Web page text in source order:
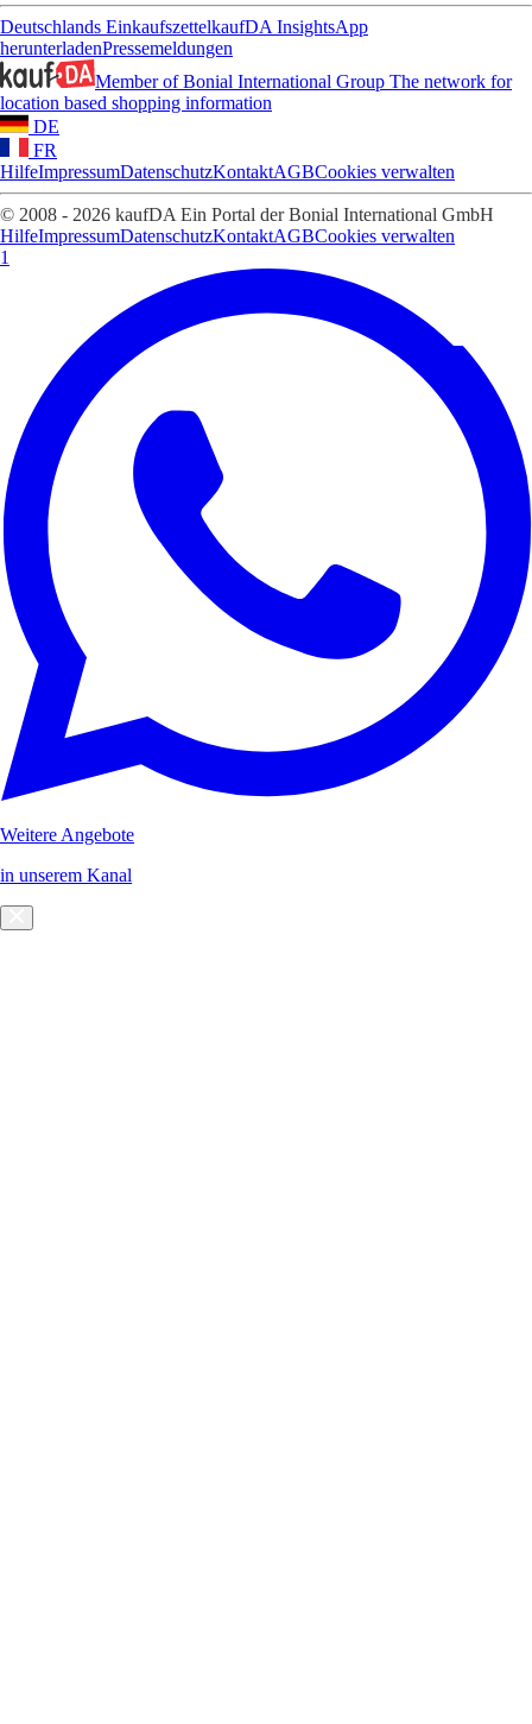
Deutschlands EinkaufszettelkaufDA InsightsApp
herunterladenPressemeldungen
Member of Bonial International Group The network for
location based shopping information
DE
FR
HilfeImpressumDatenschutzKontaktAGBCookies verwalten
© 2008 - 2026 kaufDA Ein Portal der Bonial International GmbH
HilfeImpressumDatenschutzKontaktAGBCookies verwalten
1
Weitere Angebote
in unserem Kanal